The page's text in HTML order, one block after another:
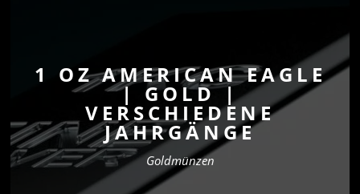
1 OZ AMERICAN EAGLE
| GOLD |
VERSCHIEDENE
JAHRGÄNGE
Goldmünzen